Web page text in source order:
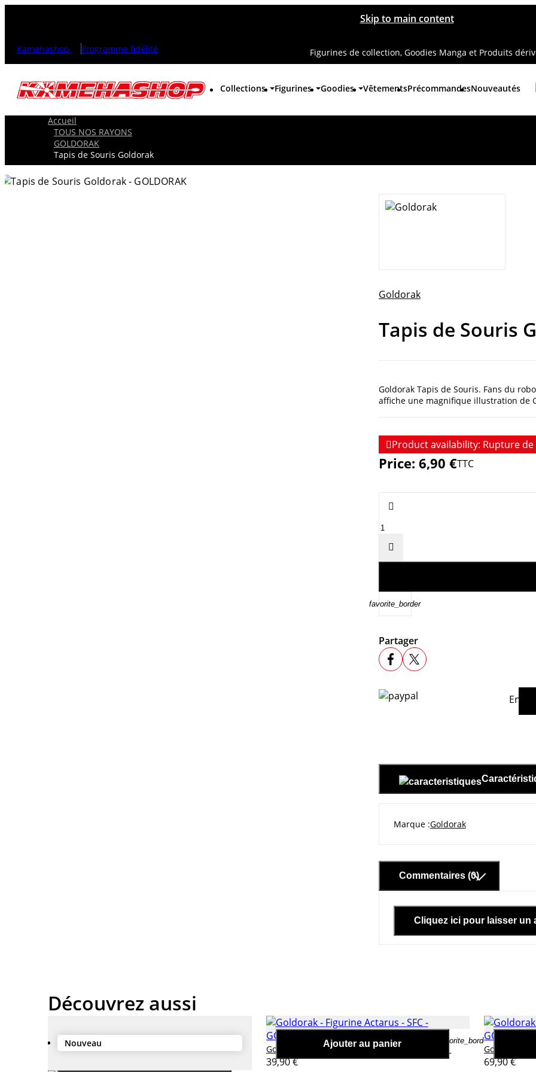
Skip to main content
Kamehashop Programme fidélité Figurines de collection, Goodies Manga et Produits
Collections Figurines Goodies VêtementsPrécommandesNouveautés
Accueil
TOUS NOS RAYONS
GOLDORAK
Tapis de Souris Goldorak
Goldorak
Tapis de Souris
Goldorak Tapis de Souris. Fans du
affiche une magnifique illustration de
Price: 6,90 €TTC


favorite_border
Product availability: Rupture
Partager
En
Marque Goldorak
Commentaires (0)
Cliquez ici pour laisser un
Découvrez aussi
Nouveau Ajouter au panier favorite_border
Goldorak
Goldorak - Figurine Actarus - SFC
39,90 €
Goldorak
69,90 €